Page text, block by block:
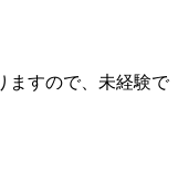
ますので、未経験で